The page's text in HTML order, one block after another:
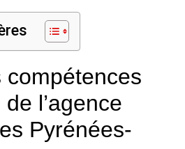
compétences
l’agence
Pyrénées-